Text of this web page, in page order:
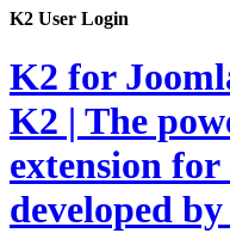
K2 User Login
K2 for
K2 | The
extension
developed